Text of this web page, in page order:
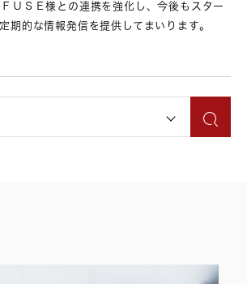
ＵＳＥ様との連携を強化し、今後もスター
期的な情報発信を提供してまいります。